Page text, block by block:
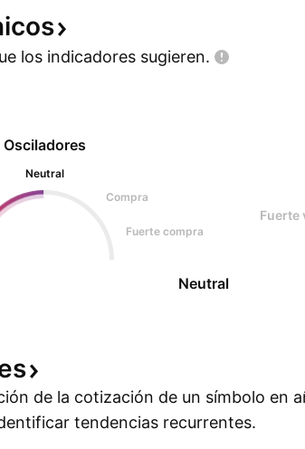
los indicadores sugieren.
Osciladores
Neutral
Compra
Fuerte compra
Neutral
Fuerte
de la cotización de un símbolo en
tendencias recurrentes.